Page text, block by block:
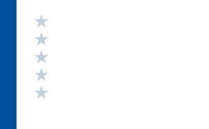
Valutazione